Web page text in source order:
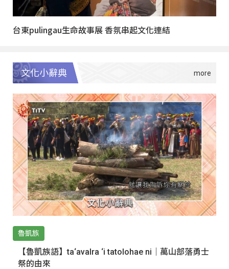
台東pulingau生命故事展 香氛串起文化連結
文化小辭典
魯凱族
【魯凱族語】ta‘avalra ‘i tatolohae ni｜萬山部落勇士
祭的由來